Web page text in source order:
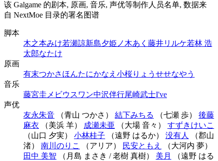
该 Galgame 的剧本, 原画, 音乐, 声优等制作人员名单, 数据来
自 NextMoe 目录的署名图谱
脚本
木之本みけ若瀬諒新島夕姫ノ木あく 藤井リルケ若林 浩
太郎なたけ
原画
有末つかさ ほんたにかなえ 小桜りょう せせなやう
音乐
藤宮圭 メビウスワン中沢伴行尾崎武士I've
声优
友永朱音 （青山 つかさ） 結下みちる （七瀬 歩） 後藤
麻衣 （美浜 羊） 成瀬未亜 （大場 音々） すずきけいこ
（山口 夕実） 小林桂子 （遠野 はるか） 没有人
（郡山
渚） 南川のりこ （アリア） 民安ともえ
（大河内 夢）
田中 美智 （月島 まさき / 老樹 真樹） 美月
（遠野 はる